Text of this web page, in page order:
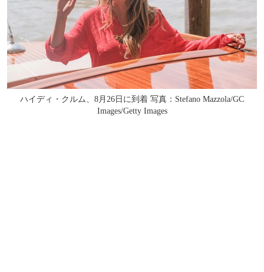
ハイディ・クルム、8月26日に到着 写真：Stefano Mazzola/GC
Images/Getty Images